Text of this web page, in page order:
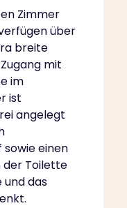
Zimmer
über
breite
mit
im
ist
angelegt
einen
der Toilette
und das